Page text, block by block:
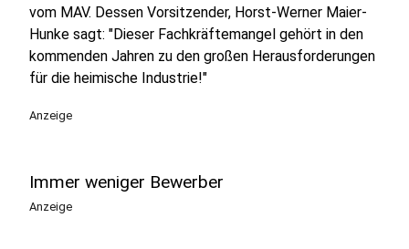
vom MAV. Dessen Vorsitzender, Horst-Werner Maier-
Hunke sagt: "Dieser Fachkräftemangel gehört in den
kommenden Jahren zu den großen Herausforderungen
für die heimische Industrie!"
Anzeige
Immer weniger Bewerber
Anzeige